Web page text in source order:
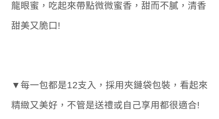
龍眼蜜，吃起來帶點微微蜜香，甜而不膩，清香
甜美又脆口!
▼每一包都是12支入，採用夾鏈袋包裝，看起來
精緻又美好，不管是送禮或自己享用都很適合!